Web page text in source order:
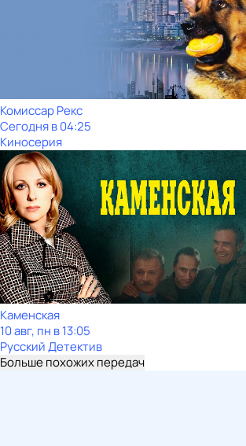
Комиссар Рекс
Сегодня в 04:25
Киносерия
Каменская
10 авг, пн в 13:05
Русский Детектив
Больше похожих передач